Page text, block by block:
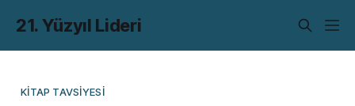
21. Yüzyıl Lideri
KITAP TAVSIYESI